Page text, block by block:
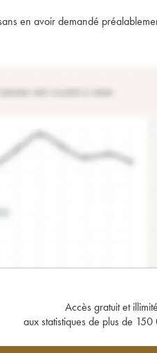
en avoir demandé
Accès gratuit et illimité
aux statistiques de plus de